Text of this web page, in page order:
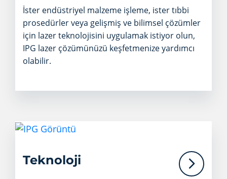
İster endüstriyel malzeme işleme, ister tıbbi
prosedürler veya gelişmiş ve bilimsel çözümler
için lazer teknolojisini uygulamak istiyor olun,
IPG lazer çözümünüzü keşfetmenize yardımcı
olabilir.
Teknoloji